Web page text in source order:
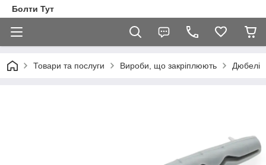
Болти Тут
Товари та послуги Вироби, що закріплюють Дюбелі